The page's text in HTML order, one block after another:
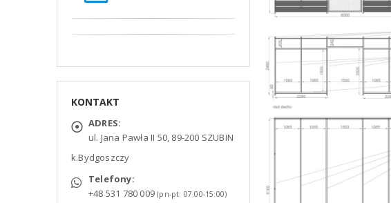
KONTAKT
ADRES:
ul. Jana Pawła II 50, 89-200 SZUBIN
k.Bydgoszczy
Telefony:
+48 531 780 009(pn-pt: 07:00-15:00)